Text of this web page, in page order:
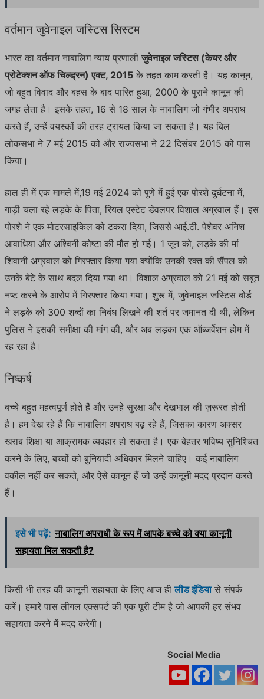
वर्तमान जुवेनाइल जस्टिस सिस्टम
भारत का वर्तमान नाबालिग न्याय प्रणाली जुवेनाइल जस्टिस (केयर और
प्रोटेक्शन ऑफ चिल्ड्रन) एक्ट, 2015के तहत काम करती है। यह कानून,
जो बहुत विवाद और बहस के बाद पारित हुआ, 2000 के पुराने कानून की
जगह लेता है। इसके तहत, 16 से 18 साल के नाबालिग जो गंभीर अपराध
करते हैं, उन्हें वयस्कों की तरह ट्रायल किया जा सकता है। यह बिल
लोकसभा ने 7 मई 2015 को और राज्यसभा ने 22 दिसंबर 2015 को पास
किया।
हाल ही में एक मामले में,19 मई 2024 को पुणे में हुई एक पोरशे दुर्घटना में,
गाड़ी चला रहे लड़के के पिता, रियल एस्टेट डेवलपर विशाल अग्रवाल हैं। इस
पोरशे ने एक मोटरसाइकिल को टकरा दिया, जिससे आई.टी. पेशेवर अनिश
आवाधिया और अश्विनी कोष्टा की मौत हो गई। 1 जून को, लड़के की मां
शिवानी अग्रवाल को गिरफ्तार किया गया क्योंकि उनकी रक्त की सैंपल को
उनके बेटे के साथ बदल दिया गया था। विशाल अग्रवाल को 21 मई को सबूत
नष्ट करने के आरोप में गिरफ्तार किया गया। शुरू में, जुवेनाइल जस्टिस बोर्ड
ने लड़के को 300 शब्दों का निबंध लिखने की शर्त पर जमानत दी थी, लेकिन
पुलिस ने इसकी समीक्षा की मांग की, और अब लड़का एक ऑब्जर्वेशन होम में
रह रहा है।
निष्कर्ष
बच्चे बहुत महत्वपूर्ण होते हैं और उनहे सुरक्षा और देखभाल की ज़रूरत होती
है। हम देख रहे हैं कि नाबालिग अपराध बढ़ रहे हैं, जिसका कारण अक्सर
खराब शिक्षा या आक्रामक व्यवहार हो सकता है। एक बेहतर भविष्य सुनिश्चित
करने के लिए, बच्चों को बुनियादी अधिकार मिलने चाहिए। कई नाबालिग
वकील नहीं कर सकते, और ऐसे कानून हैं जो उन्हें कानूनी मदद प्रदान करते
हैं।
इसे भी पढ़ें: नाबालिग अपराधी के रूप में आपके बच्चे को क्या कानूनी
सहायता मिल सकती है?
किसी भी तरह की कानूनी सहायता के लिए आज हीलीड इंडियासे संपर्क
करें। हमारे पास लीगल एक्सपर्ट की एक पूरी टीम है जो आपकी हर संभव
सहायता करने में मदद करेगी।
Social Media